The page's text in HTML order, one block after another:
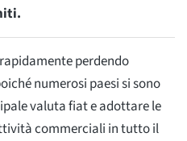
perdendo
numerosi paesi si sono
valuta fiat e adottare le
commerciali in tutto il